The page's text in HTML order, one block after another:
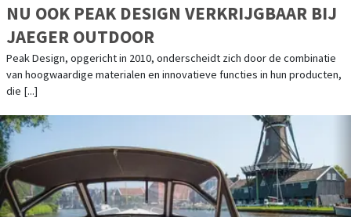
NU OOK PEAK DESIGN VERKRIJGBAAR BIJ
JAEGER OUTDOOR
Peak Design, opgericht in 2010, onderscheidt zich door de combinatie
van hoogwaardige materialen en innovatieve functies in hun producten,
die [...]